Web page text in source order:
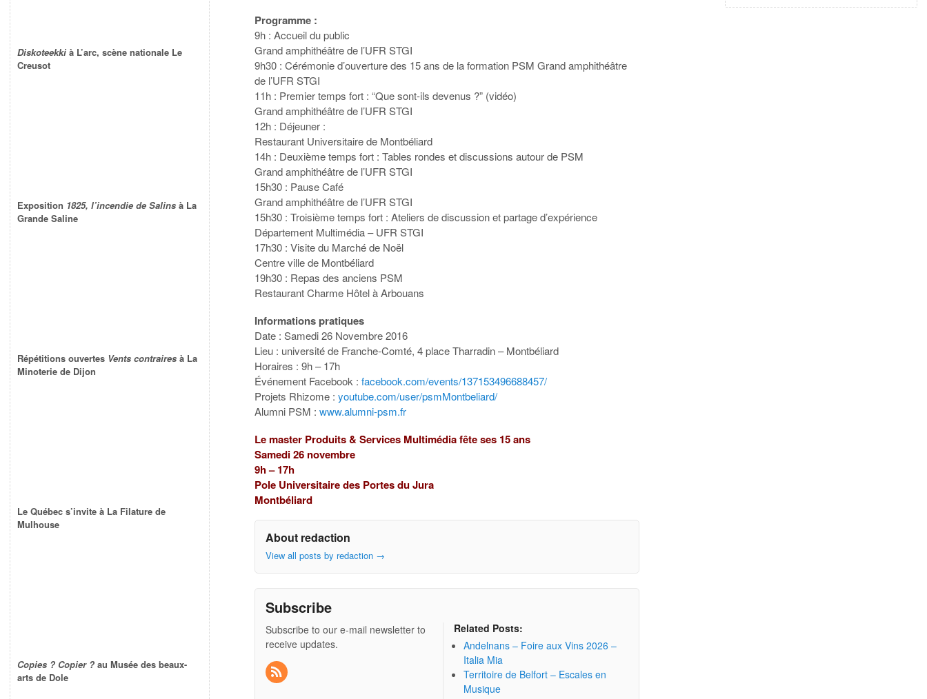
Programme :
9h : Accueil du public
Grand amphithéâtre de l’UFR STGI
9h30 : Cérémonie d’ouverture des 15 ans de la formation PSM Grand amphithéâtre
de l’UFR STGI
11h : Premier temps fort : “Que sont-ils devenus ?” (vidéo)
Grand amphithéâtre de l’UFR STGI
12h : Déjeuner :
Restaurant Universitaire de Montbéliard
14h : Deuxième temps fort : Tables rondes et discussions autour de PSM
Grand amphithéâtre de l’UFR STGI
15h30 : Pause Café
Grand amphithéâtre de l’UFR STGI
15h30 : Troisième temps fort : Ateliers de discussion et partage d’expérience
Département Multimédia – UFR STGI
17h30 : Visite du Marché de Noël
Centre ville de Montbéliard
19h30 : Repas des anciens PSM
Restaurant Charme Hôtel à Arbouans
Informations pratiques
Date : Samedi 26 Novembre 2016
Lieu : université de Franche-Comté, 4 place Tharradin – Montbéliard
Horaires : 9h – 17h
Événement Facebook :facebook.com/events/137153496688457/
Projets Rhizome : youtube.com/user/psmMontbeliard/
Alumni PSM :www.alumni-psm.fr
Le master Produits & Services Multimédia fête ses 15 ans
Samedi 26 novembre
9h – 17h
Pole Universitaire des Portes du Jura
Montbéliard
About redaction
View all posts by redaction →
Subscribe
Subscribe to our e-mail newsletter to
receive updates.
Related Posts:
Andelnans – Foire aux Vins 2026 –
Italia Mia
Territoire de Belfort – Escales en
Musique
Diskoteekki à L’arc, scène nationale Le
Creusot
Exposition 1825, l’incendie de Salins à La
Grande Saline
Répétitions ouvertes Vents contraires à La
Minoterie de Dijon
Le Québec s’invite à La Filature de
Mulhouse
Copies ? Copier ? au Musée des beaux-
arts de Dole